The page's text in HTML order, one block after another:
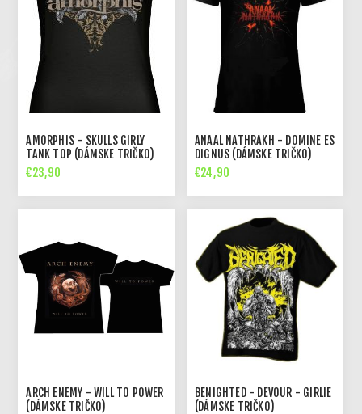
AMORPHIS - SKULLS GIRLY
TANK TOP (DÁMSKE TRIČKO)
€23,90
ANAAL NATHRAKH - DOMINE ES
DIGNUS (DÁMSKE TRIČKO)
€24,90
ARCH ENEMY - WILL TO POWER
(DÁMSKE TRIČKO)
BENIGHTED - DEVOUR - GIRLIE
(DÁMSKE TRIČKO)